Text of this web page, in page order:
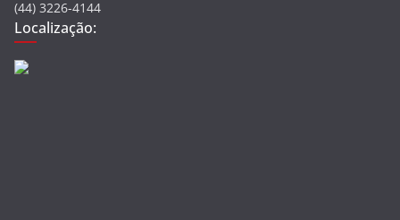
(44) 3226-4144
Localização: